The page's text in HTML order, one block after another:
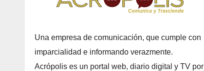
Una empresa de comunicación, que cumple con
imparcialidad e informando verazmente.
Acrópolis es un portal web, diario digital y TV por